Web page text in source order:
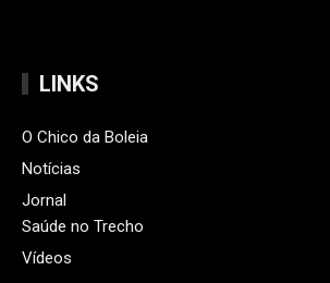
LINKS
O Chico da Boleia
Notícias
Jornal
Saúde no Trecho
Vídeos